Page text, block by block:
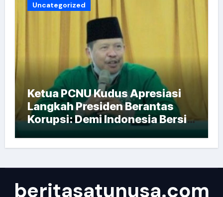
Uncategorized
Ketua PCNU Kudus Apresiasi
Langkah Presiden Berantas
Korupsi: Demi Indonesia Bersih
beritasatunusa.com